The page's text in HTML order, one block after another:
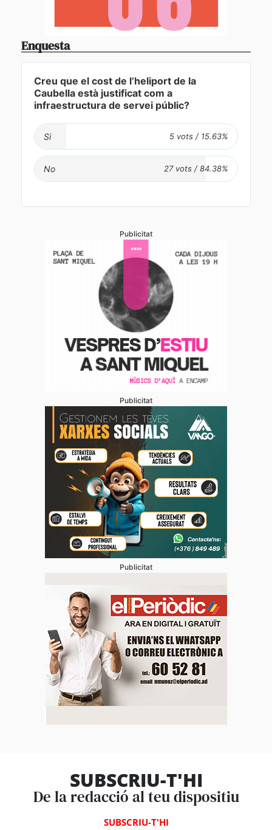
Enquesta
Creu que el cost de l’heliport de la
Caubella està justificat com a
infraestructura de servei públic?
Si
No
Publicitat
Publicitat
Publicitat
SUBSCRIU-T'HI
De la redacció al teu dispositiu
SUBSCRIU-T'HI